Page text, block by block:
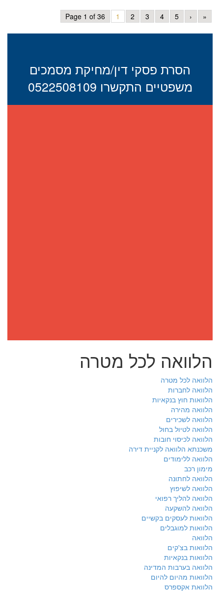
Page 1 of 36 1 2 3 4 5 › »
הסרת פסקי דין/מחיקת מסמכים
משפטיים התקשרו 0522508109
הלוואה לכל מטרה
הלוואה לכל מטרה
הלוואה לחברות
הלוואות חוץ בנקאיות
הלוואה מהירה
הלוואה לשכירים
הלוואה לטיול בחול
הלוואה לכיסוי חובות
משכנתא הלוואה לקניית דירה
הלוואה ללימודים
מימון רכב
הלוואה לחתונה
הלוואה לשיפוץ
הלוואה להליך רפואי
הלוואה להשקעה
הלוואות לעסקים בקשיים
הלוואות למוגבלים
הלוואה
הלוואות בצ'קים
הלוואות בנקאיות
הלוואה בערבות המדינה
הלוואות מהיום להיום
הלוואת אקספרס